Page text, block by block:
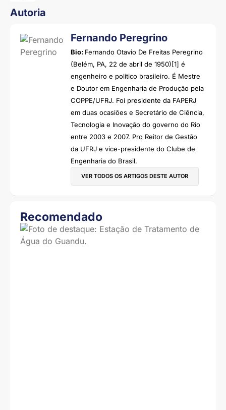
Autoria
Fernando Peregrino
Bio: Fernando Otavio De Freitas Peregrino
(Belém, PA, 22 de abril de 1950)[1] é
engenheiro e político brasileiro. É Mestre
e Doutor em Engenharia de Produção pela
COPPE/UFRJ. Foi presidente da FAPERJ
em duas ocasiões e Secretário de Ciência,
Tecnologia e Inovação do governo do Rio
entre 2003 e 2007. Pro Reitor de Gestão
da UFRJ e vice-presidente do Clube de
Engenharia do Brasil.
VER TODOS OS ARTIGOS DESTE AUTOR
Recomendado